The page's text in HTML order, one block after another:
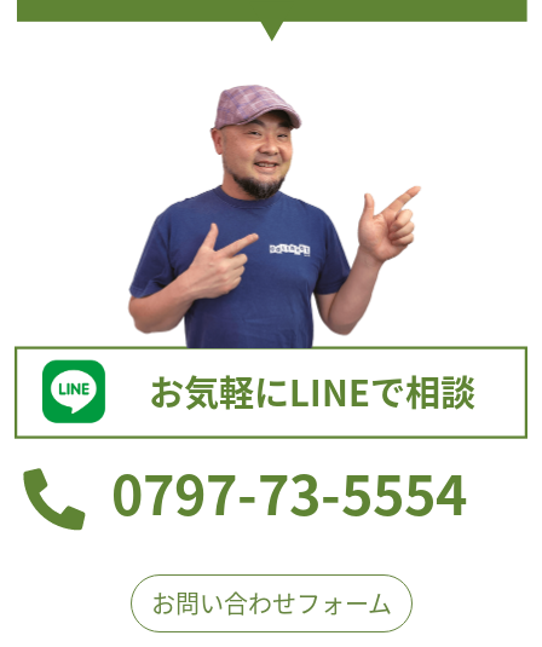
0797-73-5554
お気軽にLINEで相談
お問い合わせフォーム